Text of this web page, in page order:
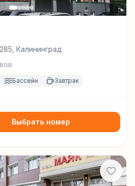
Калининград
Бассейн Завтрак
Выбрать номер